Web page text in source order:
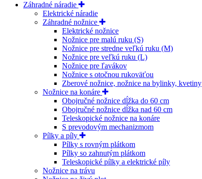
Záhradné náradie
Elektrické náradie
Záhradné nožnice
Elektrické nožnice
Nožnice pre malú ruku (S)
Nožnice pre stredne veľkú ruku (M)
Nožnice pre veľkú ruku (L)
Nožnice pre ľavákov
Nožnice s otočnou rukoväťou
Zberové nožnice, nožnice na bylinky, kvetiny
Nožnice na konáre
Obojručné nožnice dĺžka do 60 cm
Obojručné nožnice dĺžka nad 60 cm
Teleskopické nožnice na konáre
S prevodovým mechanizmom
Pílky a píly
Pílky s rovným plátkom
Pílky so zahnutým plátkom
Teleskopické pílky a elektrické píly
Nožnice na trávu